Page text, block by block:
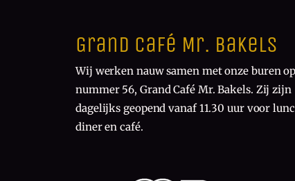
Grand Café Mr. Bakels
Wij werken nauw samen met onze buren op
nummer 56, Grand Café Mr. Bakels. Zij zijn
dagelijks geopend vanaf 11.30 uur voor
diner en café.